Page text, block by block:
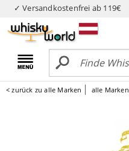
✓ Versandkostenfrei ab 119€
< zurück zu alle Marken alle Marken